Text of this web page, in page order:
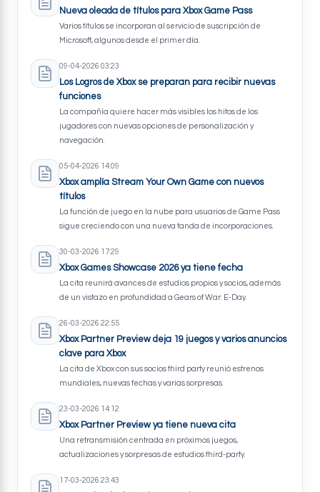
Nueva oleada de títulos para Xbox Game Pass
Varios títulos se incorporan al servicio de suscripción de
Microsoft, algunos desde el primer día.
09-04-2026 03:23
Los Logros de Xbox se preparan para recibir nuevas
funciones
La compañía quiere hacer más visibles los hitos de los
jugadores con nuevas opciones de personalización y
navegación.
05-04-2026 14:09
Xbox amplía Stream Your Own Game con nuevos
títulos
La función de juego en la nube para usuarios de Game Pass
sigue creciendo con una nueva tanda de incorporaciones.
30-03-2026 17:29
Xbox Games Showcase 2026 ya tiene fecha
La cita reunirá avances de estudios propios y socios, además
de un vistazo en profundidad a Gears of War: E-Day.
26-03-2026 22:55
Xbox Partner Preview deja 19 juegos y varios anuncios
clave para Xbox
La cita de Xbox con sus socios third party reunió estrenos
mundiales, nuevas fechas y varias sorpresas.
23-03-2026 14:12
Xbox Partner Preview ya tiene nueva cita
Una retransmisión centrada en próximos juegos,
actualizaciones y sorpresas de estudios third-party.
17-03-2026 23:43